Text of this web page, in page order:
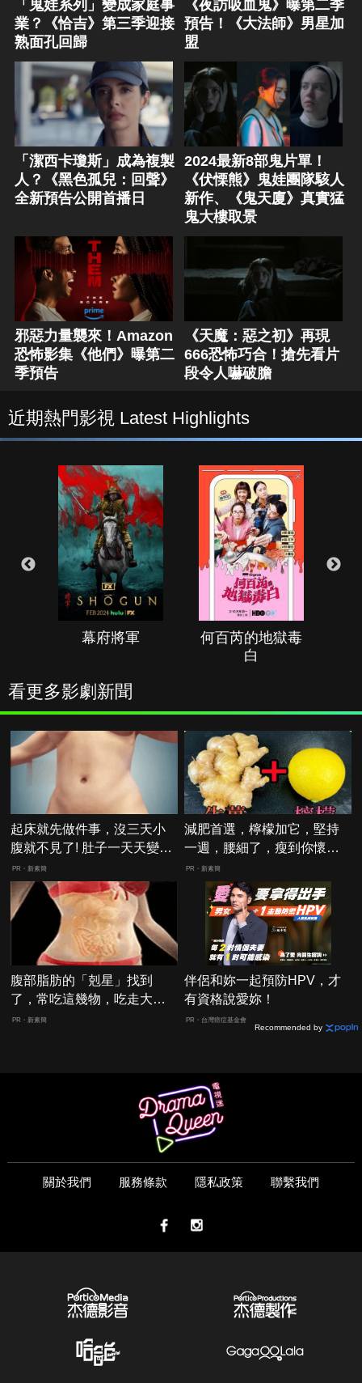
「鬼娃系列」變成家庭事
業？《恰吉》第三季迎接
熟面孔回歸
《夜訪吸血鬼》曝第二季
預告！《大法師》男星加
盟
「潔西卡瓊斯」成為複製
人？《黑色孤兒：回聲》
全新預告公開首播日
2024最新8部鬼片單！
《伏慄熊》鬼娃團隊駭人
新作、《鬼天廈》真實猛
鬼大樓取景
邪惡力量襲來！Amazon
恐怖影集《他們》曝第二
季預告
《天魔：惡之初》再現
666恐怖巧合！搶先看片
段令人嚇破膽
近期熱門影視 Latest Highlights
幕府將軍
何百芮的地獄毒
白
看更多影劇新聞
起床就先做件事，沒三天小
腹就不見了! 肚子一天天變
小！
PR・新素簡
減肥首選，檸檬加它，堅持
一週，腰細了，瘦到你懷疑
人生
PR・新素簡
腹部脂肪的「剋星」找到
了，常吃這幾物，吃走大肚
囊，瘦出小蠻腰
PR・新素簡
伴侶和妳一起預防HPV，才
有資格說愛妳！
PR・台灣癌症基金會
Recommended by
關於我們 服務條款 隱私政策 聯繫我們